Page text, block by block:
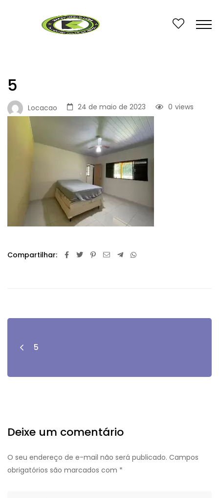
5
Locacao 24 de maio de 2023 views
0
Compartilhar:
5
Deixe um comentário
O seu endereço de e-mail não será publicado. Campos
obrigatórios são marcados com *